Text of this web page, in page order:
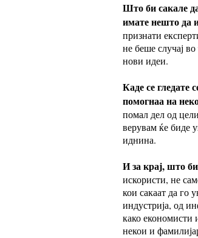
Што би сакале
имате нешто да
признати
не беше случај
нови идеи.
Каде се гледате
помогнаа на
помал дел од
верувам ќе биде
иднина.
И за крај, што
искористи, не
кои сакаат да го
индустрија, од
како економисти
некои и